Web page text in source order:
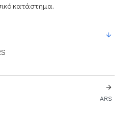
κατάστημα.
ARS